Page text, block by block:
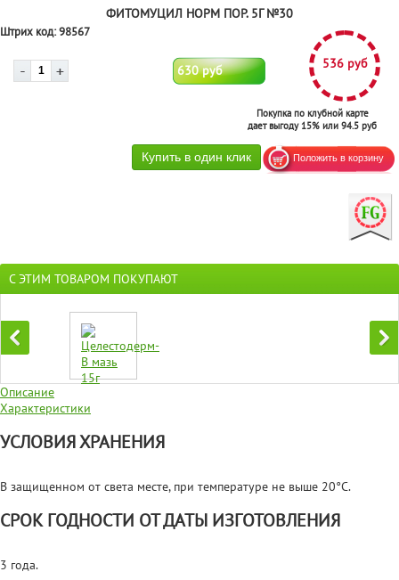
ФИТОМУЦИЛ НОРМ ПОР. 5Г №30
Штрих код:98567
630 руб 536 руб
Покупка по клубной карте
дает выгоду 15% или 94.5 руб
С ЭТИМ ТОВАРОМ ПОКУПАЮТ
Описание
Характеристики
УСЛОВИЯ ХРАНЕНИЯ
В защищенном от света месте, при температуре не выше 20°C.
СРОК ГОДНОСТИ ОТ ДАТЫ ИЗГОТОВЛЕНИЯ
3 года.